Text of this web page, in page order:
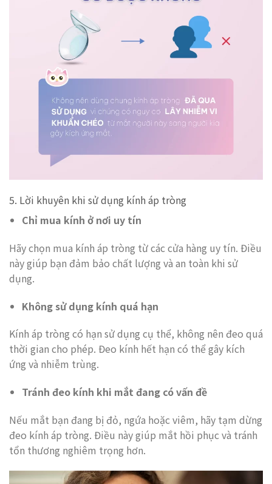
5. Lời khuyên khi sử dụng kính áp tròng
Chỉ mua kính ở nơi uy tín
Hãy chọn mua kính áp tròng từ các cửa hàng uy tín. Điều
này giúp bạn đảm bảo chất lượng và an toàn khi sử
dụng.
Không sử dụng kính quá hạn
Kính áp tròng có hạn sử dụng cụ thể, không nên đeo quá
thời gian cho phép. Đeo kính hết hạn có thể gây kích
ứng và nhiễm trùng.
Tránh đeo kính khi mắt đang có vấn đề
Nếu mắt bạn đang bị đỏ, ngứa hoặc viêm, hãy tạm dừng
đeo kính áp tròng. Điều này giúp mắt hồi phục và tránh
tổn thương nghiêm trọng hơn.